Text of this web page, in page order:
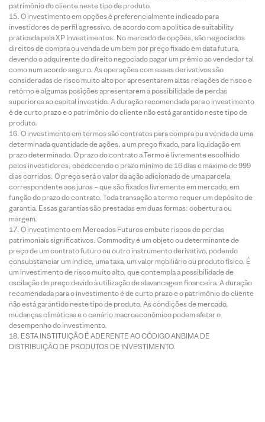
patrimônio do cliente neste tipo de produto.
O investimento em opções é preferencialmente indicado para
investidores de perfil agressivo, de acordo com a política de suitability
praticada pela XP Investimentos. No mercado de opções, são negociados
direitos de compra ou venda de um bem por preço fixado em data futura,
devendo o adquirente do direito negociado pagar um prêmio ao vendedor tal
como num acordo seguro. As operações com esses derivativos são
consideradas de risco muito alto por apresentarem altas relações de risco e
retorno e algumas posições apresentarem a possibilidade de perdas
superiores ao capital investido. A duração recomendada para o investimento
é de curto prazo e o patrimônio do cliente não está garantido neste tipo de
produto.
O investimento em termos são contratos para compra ou a venda de uma
determinada quantidade de ações, a um preço fixado, para liquidação em
prazo determinado. O prazo do contrato a Termo é livremente escolhido
pelos investidores, obedecendo o prazo mínimo de 16 dias e máximo de 999
dias corridos. O preço será o valor da ação adicionado de uma parcela
correspondente aos juros – que são fixados livremente em mercado, em
função do prazo do contrato. Toda transação a termo requer um depósito de
garantia. Essas garantias são prestadas em duas formas: cobertura ou
margem.
O investimento em Mercados Futuros embute riscos de perdas
patrimoniais significativos. Commodity é um objeto ou determinante de
preço de um contrato futuro ou outro instrumento derivativo, podendo
consubstanciar um índice, uma taxa, um valor mobiliário ou produto físico. É
um investimento de risco muito alto, que contempla a possibilidade de
oscilação de preço devido à utilização de alavancagem financeira. A duração
recomendada para o investimento é de curto prazo e o patrimônio do cliente
não está garantido neste tipo de produto. As condições de mercado,
mudanças climáticas e o cenário macroeconômico podem afetar o
desempenho do investimento.
ESTA INSTITUIÇÃO É ADERENTE AO CÓDIGO ANBIMA DE
DISTRIBUIÇÃO DE PRODUTOS DE INVESTIMENTO.